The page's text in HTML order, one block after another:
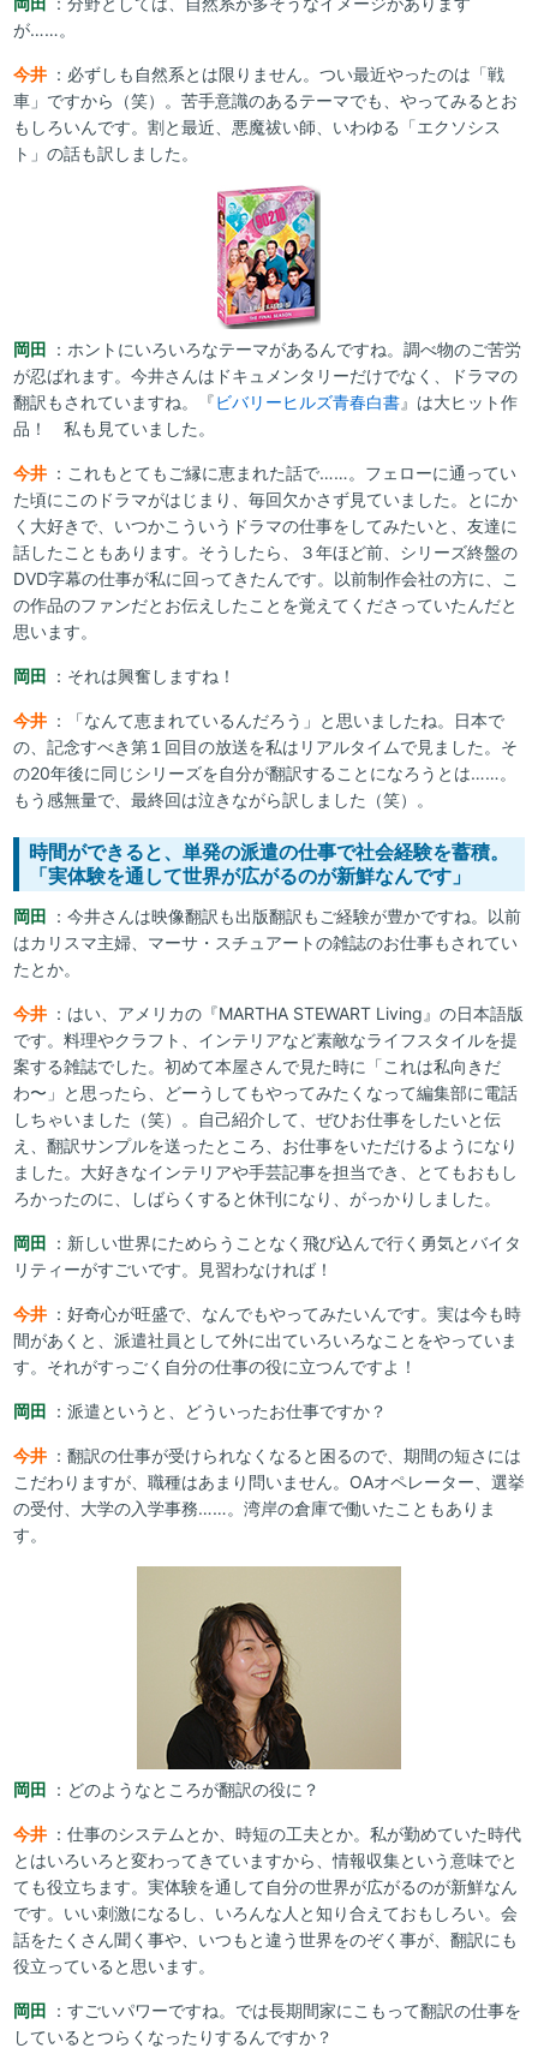
が……。
今井 ：必ずしも自然系とは限りません。つい最近やったのは「戦
車」ですから（笑）。苦手意識のあるテーマでも、やってみるとお
もしろいんです。割と最近、悪魔祓い師、いわゆる「エクソシス
ト」の話も訳しました。
岡田 ：ホントにいろいろなテーマがあるんですね。調べ物のご苦労
が忍ばれます。今井さんはドキュメンタリーだけでなく、ドラマの
翻訳もされていますね。『ビバリーヒルズ青春白書』は大ヒット作
品！ 私も見ていました。
今井 ：これもとてもご縁に恵まれた話で……。フェローに通ってい
た頃にこのドラマがはじまり、毎回欠かさず見ていました。とにか
く大好きで、いつかこういうドラマの仕事をしてみたいと、友達に
話したこともあります。そうしたら、３年ほど前、シリーズ終盤の
DVD字幕の仕事が私に回ってきたんです。以前制作会社の方に、こ
の作品のファンだとお伝えしたことを覚えてくださっていたんだと
思います。
岡田 ：それは興奮しますね！
今井 ：「なんて恵まれているんだろう」と思いましたね。日本で
の、記念すべき第１回目の放送を私はリアルタイムで見ました。そ
の20年後に同じシリーズを自分が翻訳することになろうとは……。
もう感無量で、最終回は泣きながら訳しました（笑）。
時間ができると、単発の派遣の仕事で社会経験を蓄積。
「実体験を通して世界が広がるのが新鮮なんです」
岡田 ：今井さんは映像翻訳も出版翻訳もご経験が豊かですね。以前
はカリスマ主婦、マーサ・スチュアートの雑誌のお仕事もされてい
たとか。
今井 ：はい、アメリカの『MARTHA STEWART Living』の日本語版
です。料理やクラフト、インテリアなど素敵なライフスタイルを提
案する雑誌でした。初めて本屋さんで見た時に「これは私向きだ
わ〜」と思ったら、どーうしてもやってみたくなって編集部に電話
しちゃいました（笑）。自己紹介して、ぜひお仕事をしたいと伝
え、翻訳サンプルを送ったところ、お仕事をいただけるようになり
ました。大好きなインテリアや手芸記事を担当でき、とてもおもし
ろかったのに、しばらくすると休刊になり、がっかりしました。
岡田 ：新しい世界にためらうことなく飛び込んで行く勇気とバイタ
リティーがすごいです。見習わなければ！
今井 ：好奇心が旺盛で、なんでもやってみたいんです。実は今も時
間があくと、派遣社員として外に出ていろいろなことをやっていま
す。それがすっごく自分の仕事の役に立つんですよ！
岡田 ：派遣というと、どういったお仕事ですか？
今井 ：翻訳の仕事が受けられなくなると困るので、期間の短さには
こだわりますが、職種はあまり問いません。OAオペレーター、選挙
の受付、大学の入学事務……。湾岸の倉庫で働いたこともありま
す。
岡田 ：どのようなところが翻訳の役に？
今井 ：仕事のシステムとか、時短の工夫とか。私が勤めていた時代
とはいろいろと変わってきていますから、情報収集という意味でと
ても役立ちます。実体験を通して自分の世界が広がるのが新鮮なん
です。いい刺激になるし、いろんな人と知り合えておもしろい。会
話をたくさん聞く事や、いつもと違う世界をのぞく事が、翻訳にも
役立っていると思います。
岡田 ：すごいパワーですね。では長期間家にこもって翻訳の仕事を
しているとつらくなったりするんですか？